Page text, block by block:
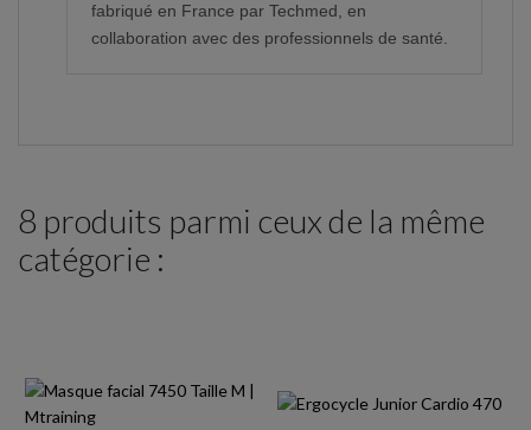
fabriqué en France par Techmed, en
collaboration avec des professionnels de santé.
8 produits parmi ceux de la même
catégorie :